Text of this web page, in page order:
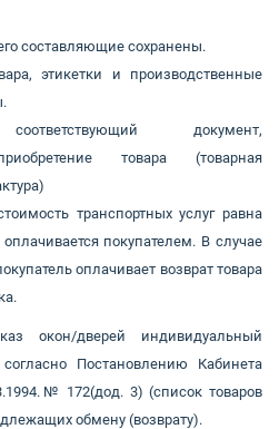
составляющие сохранены.
этикетки и производственные
соответствующий документ,
товара (товарная
транспортных услуг равна
покупателем. В случае
оплачивает возврат товара
окон/дверей индивидуальный
Постановлению Кабинета
172(дод. 3) (список товаров
обмену (возврату).